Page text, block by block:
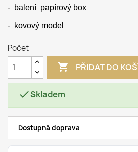
- balení papírový box
- kovový model
Počet
 PŘIDAT DO
Skladem
Dostupná doprava